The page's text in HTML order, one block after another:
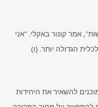
אמר קונור באקלי. "אני
הגדולה יותר. (ו)
להשאיר את היחידות